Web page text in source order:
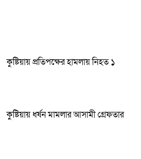
কুষ্টিয়ায় প্রতিপক্ষের হামলায় নিহত ১
কুষ্টিয়ায় ধর্ষন মামলার আসামী গ্রেফতার